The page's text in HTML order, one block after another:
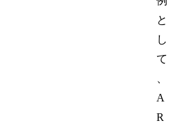
と
し
て
A
R